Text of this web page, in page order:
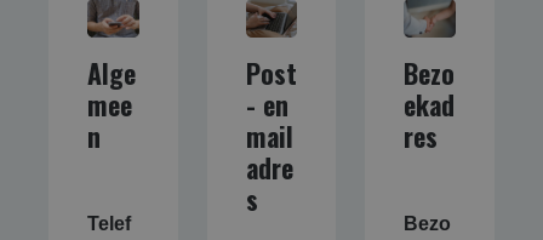
Alge
mee
n
Telef
Post
- en
mail
adre
s
Bezo
ekad
res
Bezo